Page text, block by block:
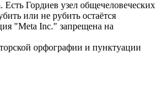
Есть Гордиев узел общечеловеческих
или не рубить остаётся
"Meta Inc." запрещена на
орфографии и пунктуации